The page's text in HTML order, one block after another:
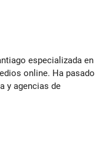
especializada en
online. Ha pasado
y agencias de